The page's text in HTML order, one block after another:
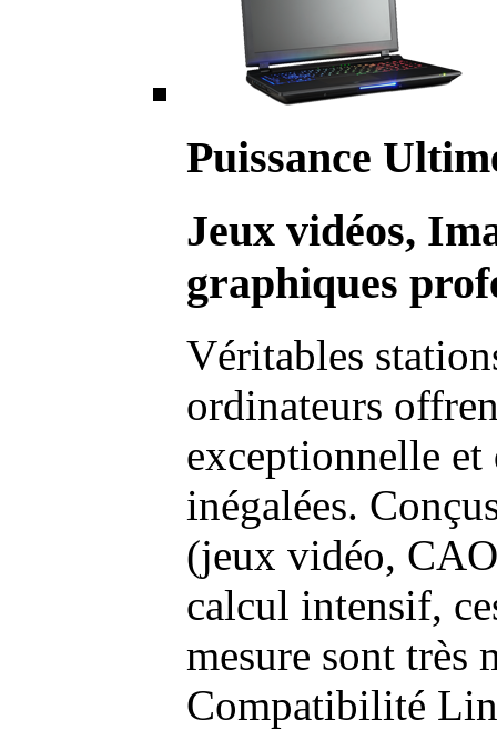
Puissance
Jeux vidéos,
graphiques
Véritables
ordinateurs
exceptionnelle et
inégalées.
(jeux vidéo,
calcul intensif,
mesure sont très
Compatibilité